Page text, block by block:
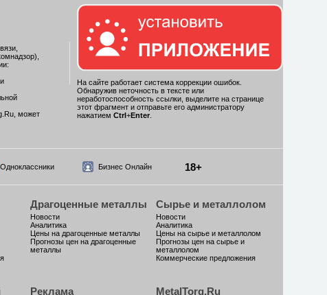
может
На сайте работает система коррекции ошибок.
Обнаружив неточность в тексте или
неработоспособность ссылки, выделите на странице
этот фрагмент и отправьте его администратору
нажатием Ctrl +Enter.
Одноклассники Бизнес Онлайн 18+
Драгоценные металлы
Новости
Аналитика
Цены на драгоценные металлы
Прогнозы цен на драгоценные
металлы
Сырье и металлолом
Новости
Аналитика
Цены на сырье и металлолом
Прогнозы цен на сырье и
металлолом
Коммерческие предложения
Реклама MetalTorg.Ru